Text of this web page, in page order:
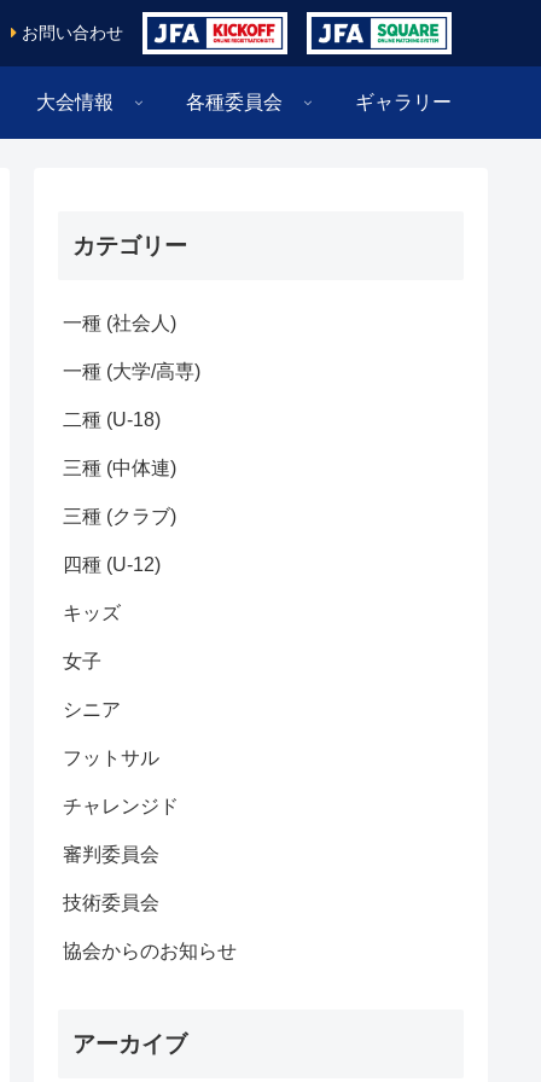
お問い合わせ
大会情報 各種委員会 ギャラリー
カテゴリー
一種 (社会人)
一種 (大学/高専)
二種 (U-18)
三種 (中体連)
三種 (クラブ)
四種 (U-12)
キッズ
女子
シニア
フットサル
チャレンジド
審判委員会
技術委員会
協会からのお知らせ
アーカイブ